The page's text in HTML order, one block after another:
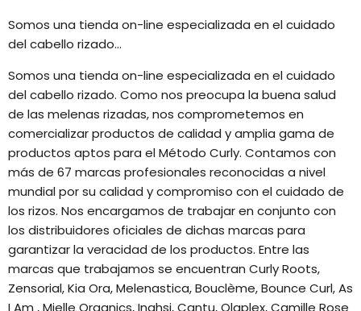
Somos una tienda on-line especializada en el cuidado
del cabello rizado...
Somos una tienda on-line especializada en el cuidado
del cabello rizado. Como nos preocupa la buena salud
de las melenas rizadas, nos comprometemos en
comercializar productos de calidad y amplia gama de
productos aptos para el Método Curly. Contamos con
más de 67 marcas profesionales reconocidas a nivel
mundial por su calidad y compromiso con el cuidado de
los rizos. Nos encargamos de trabajar en conjunto con
los distribuidores oficiales de dichas marcas para
garantizar la veracidad de los productos. Entre las
marcas que trabajamos se encuentran Curly Roots,
Zensorial, Kia Ora, Melenastica, Bouclème, Bounce Curl, As
I Am , Mielle Organics, Inahsi, Cantu, Olaplex, Camille Rose